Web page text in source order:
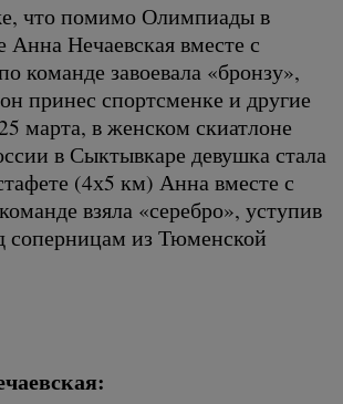
что помимо Олимпиады в
Анна Нечаевская вместе с
команде завоевала «бронзу»,
принес спортсменке и другие
марта, в женском скиатлоне
в Сыктывкаре девушка стала
(4х5 км) Анна вместе с
взяла «серебро», уступив
соперницам из Тюменской